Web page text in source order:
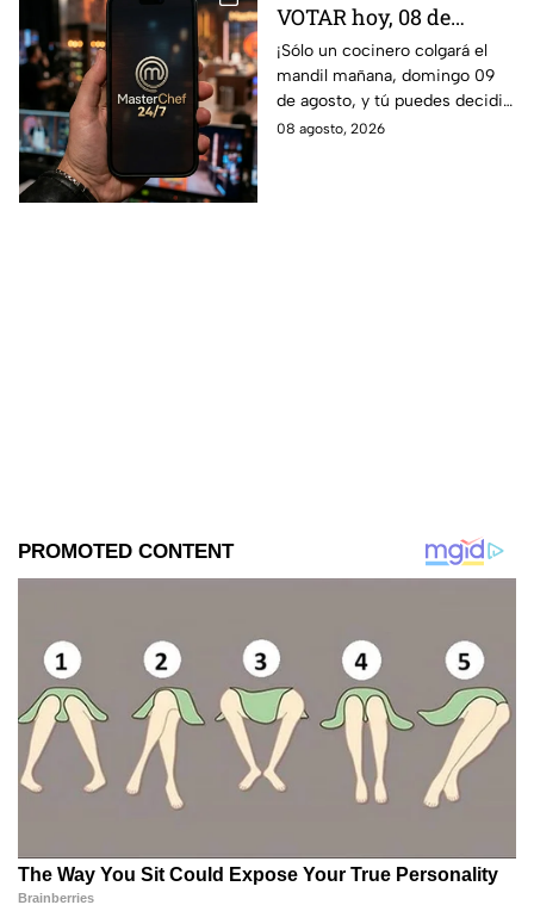
VOTAR hoy, 08 de
agosto, y salvar a tu
cocinero favorito de
MasterChef 24/7
¡Sólo un cocinero colgará el
mandil mañana, domingo 09
de agosto, y tú puedes decidir
quién continúa en la
08 agosto, 2026